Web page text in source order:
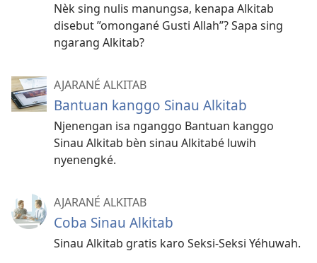
Nèk sing nulis manungsa, kenapa Alkitab
disebut ”omongané Gusti Allah”? Sapa sing
ngarang Alkitab?
AJARANÉ ALKITAB
Bantuan kanggo Sinau Alkitab
Njenengan isa nganggo Bantuan kanggo
Sinau Alkitab bèn sinau Alkitabé luwih
nyenengké.
AJARANÉ ALKITAB
Coba Sinau Alkitab
Sinau Alkitab gratis karo Seksi-Seksi Yéhuwah.